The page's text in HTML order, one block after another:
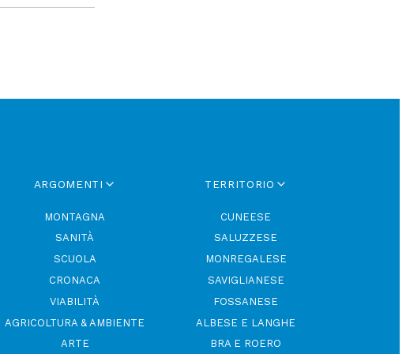
ARGOMENTI
MONTAGNA
SANITÀ
SCUOLA
CRONACA
VIABILITÀ
AGRICOLTURA & AMBIENTE
ARTE
TERRITORIO
CUNEESE
SALUZZESE
MONREGALESE
SAVIGLIANESE
FOSSANESE
ALBESE E LANGHE
BRA E ROERO